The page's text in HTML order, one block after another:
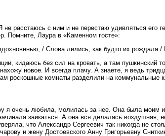
не расстаюсь с ним и не перестаю удивляться его
Помните, Лаура в «Каменном госте»:
/ Слова лились, как будто их рождала /
кидаюсь без сил на кровать, а там пушкинский
новое. И всегда плачу. А знаете, я ведь
роскошные комнаты разделили на коммунальные
я очень любила, молилась за нее. Она была моим
заикаться. А она вся делалась воздушная,
что Александр Сергеевич так никогда не
и жену Достоевского Анну Григорьевну